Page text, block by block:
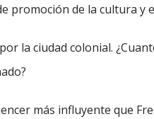
promoción de la cultura y
la ciudad colonial.
más influyente que